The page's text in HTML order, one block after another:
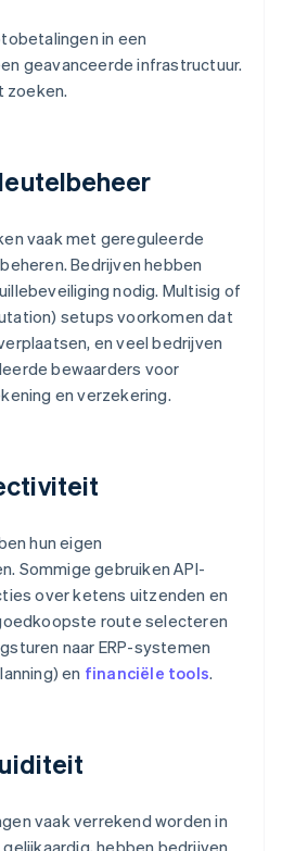
in een
geavanceerde infrastructuur.
zoeken.
vaak met gereguleerde
Bedrijven hebben
nodig. Multisig of
setups voorkomen dat
en veel bedrijven
bewaarders voor
en verzekering.
hun eigen
Sommige gebruiken API-
over ketens uitzenden en
route selecteren
naar ERP-systemen
en financiële tools.
vaak verrekend worden in